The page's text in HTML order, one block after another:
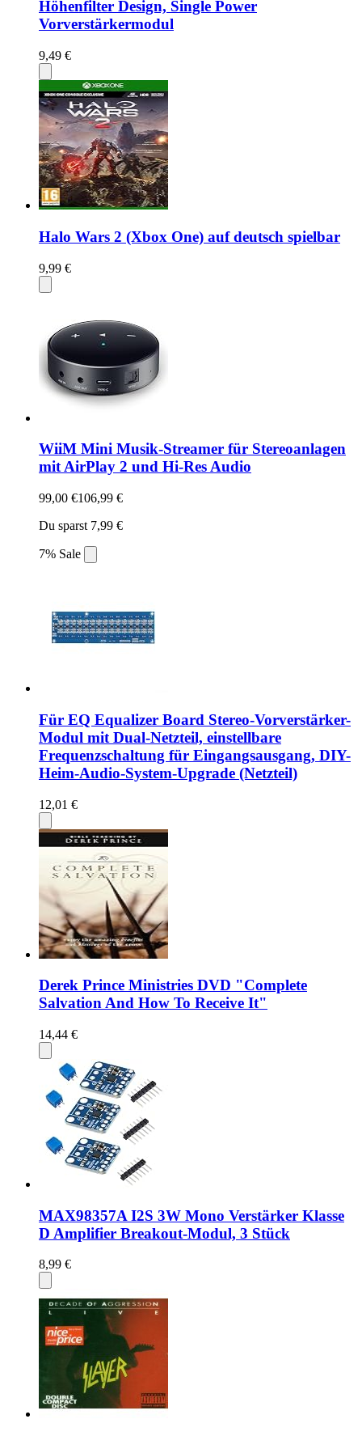
Höhenfilter Design, Single Power
Vorverstärkermodul
9,49 €
Halo Wars 2 (Xbox One) auf deutsch spielbar
9,99 €
WiiM Mini Musik-Streamer für Stereoanlagen
mit AirPlay 2 und Hi-Res Audio
99,00 €106,99 €
Du sparst 7,99 €
7% Sale
Für EQ Equalizer Board Stereo-Vorverstärker-
Modul mit Dual-Netzteil, einstellbare
Frequenzschaltung für Eingangsausgang, DIY-
Heim-Audio-System-Upgrade (Netzteil)
12,01 €
Derek Prince Ministries DVD "Complete
Salvation And How To Receive It"
14,44 €
MAX98357A I2S 3W Mono Verstärker Klasse
D Amplifier Breakout-Modul, 3 Stück
8,99 €